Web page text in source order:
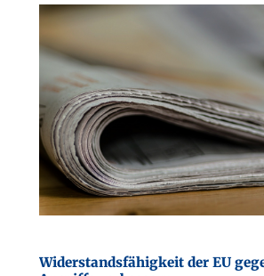
Widerstandsfähigkeit der EU